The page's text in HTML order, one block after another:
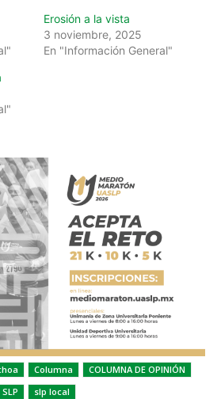
Erosión a la vista
3 noviembre, 2025
En "Información General"
Columna
COLUMNA DE OPINIÓN
SLP slp local